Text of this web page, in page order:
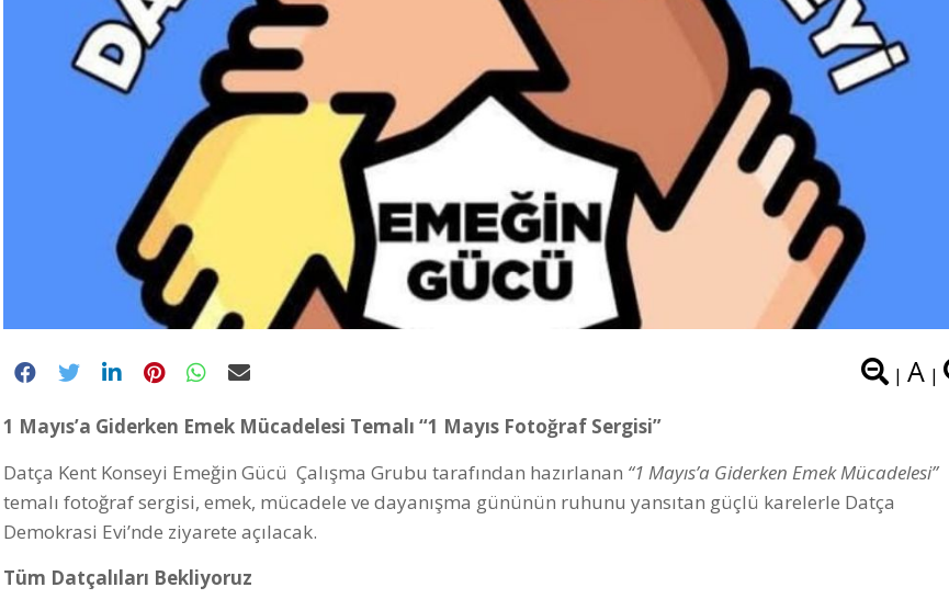
| A |
1 Mayıs’a Giderken Emek Mücadelesi Temalı “1 Mayıs Fotoğraf Sergisi”
Datça Kent Konseyi Emeğin Gücü Çalışma Grubu tarafından hazırlanan “1 Mayıs’a Giderken Emek Mücadelesi”
temalı fotoğraf sergisi, emek, mücadele ve dayanışma gününün ruhunu yansıtan güçlü karelerle Datça
Demokrasi Evi’nde ziyarete açılacak.
Tüm Datçalıları Bekliyoruz